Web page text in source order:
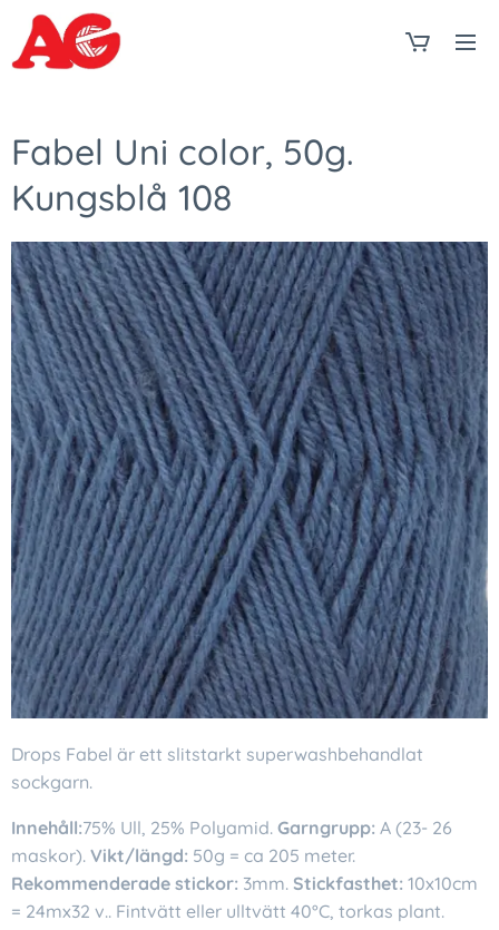
Fabel Uni color, 50g.
Kungsblå 108
Drops Fabel är ett slitstarkt superwashbehandlat
sockgarn.
Innehåll:75% Ull, 25% Polyamid. Garngrupp: A (23- 26
maskor). Vikt/längd: 50g = ca 205 meter.
Rekommenderade stickor: 3mm. Stickfasthet: 10x10cm
= 24mx32 v.. Fintvätt eller ulltvätt 40°C, torkas plant.